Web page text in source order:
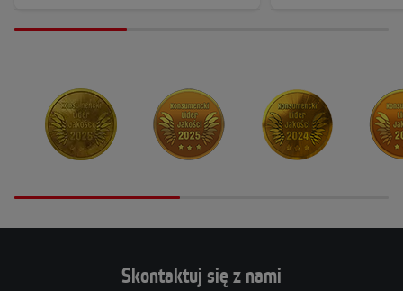
Skontaktuj się z nami